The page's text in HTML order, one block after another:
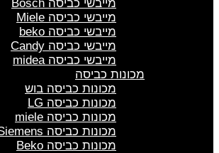
מייבשי כביסה Bosch
מייבשי כביסה Miele
מייבשי כביסה beko
מייבשי כביסה Candy
מייבשי כביסה midea
מכונות כביסה
מכונות כביסה בוש
מכונות כביסה LG
מכונות כביסה miele
מכונות כביסה Siemens
מכונות כביסה Beko